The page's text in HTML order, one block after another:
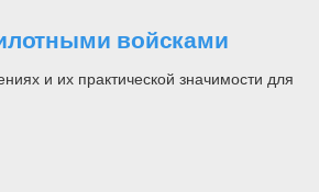
войсками
и их практической значимости для